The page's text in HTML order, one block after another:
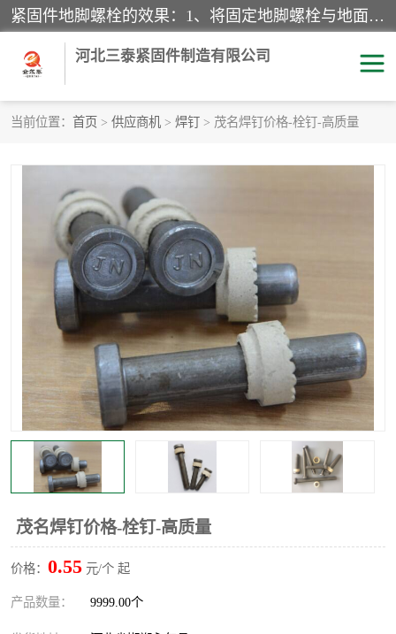
紧固件地脚螺栓的效果：1、将固定地脚螺栓与地面用水泥等物品灌溉在一起，可用来固定较小振荡和冲击的设备。2、活动地脚是一种可拆卸的地脚螺栓，可以固定有激烈振荡和冲击的大型机器设备。3、胀锚地脚螺栓用于固定比较简略且重量轻的设备，辅佐设备长期处于静止状态下。4、粘接地脚螺栓为一种使用广泛且常见的设备，它也是用来固定简略设备的小件。
河北三泰紧固件制造有限公司
当前位置： 首页 > 供应商机 > 焊钉 > 茂名焊钉价格-栓钉-高质量
茂名焊钉价格-栓钉-高质量
价格： 0.55 元/个 起
产品数量： 9999.00个
悬挑梁拉杆
高强度